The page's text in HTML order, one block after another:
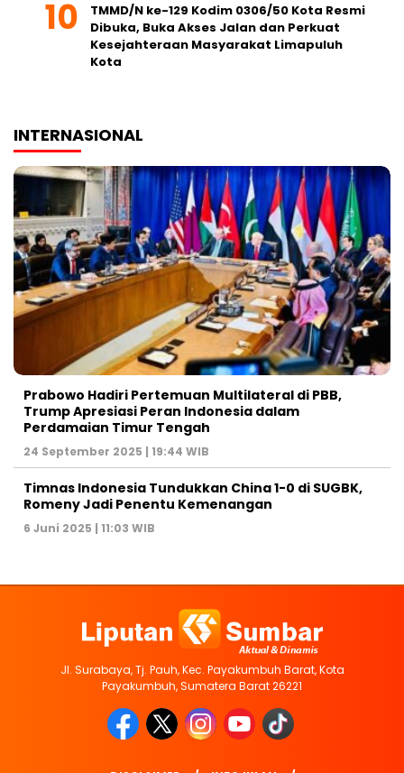
TMMD/N ke-129 Kodim 0306/50 Kota Resmi
Dibuka, Buka Akses Jalan dan Perkuat
Kesejahteraan Masyarakat Limapuluh
Kota
INTERNASIONAL
Prabowo Hadiri Pertemuan Multilateral di PBB,
Trump Apresiasi Peran Indonesia dalam
Perdamaian Timur Tengah
24 September 2025 | 19:44 WIB
Timnas Indonesia Tundukkan China 1-0 di SUGBK,
Romeny Jadi Penentu Kemenangan
6 Juni 2025 | 11:03 WIB
Jl. Surabaya, Tj. Pauh, Kec. Payakumbuh Barat, Kota
Payakumbuh, Sumatera Barat 26221